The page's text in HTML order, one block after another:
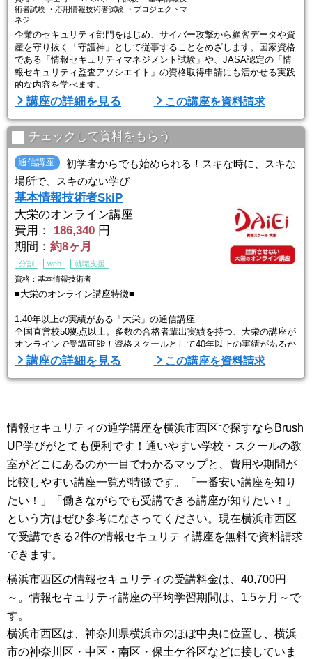
術者試験 ・応用情報技術者試験 ・プロジェクトマ
ネジ ...
企業のセキュリティ部門をはじめ、サイバー攻撃から顧客データや資
産を守り抜く「守護神」として従事することをめざします。国家資格
である「情報セキュリティマネジメント試験」や、JASA認定の「情
報セキュリティ監査アソシエイト」の資格取得申請にも活かせる実践
的な内容を学べます。
【サイバー大学について】
2007年にソフトバンクグループが開学（文部科学省認可）した、10
0％オンラインで学べる大学で、授業は24時間いつでも受講OK。自宅
でも、カフェでも、移動中でも、自分のライフスタイルに合わせて学
べます ...
講座の詳細を見る この講座を資料請求
チェックして資料をもらう
通信講座
初学者からでも始められる！スキな時に、スキな
場所で、スキのない学び
基本情報技術者SkiP
大栄のオンライン講座
費用：
186,340 円
期間： 約8ヶ月
分割 web
就職支援
資格：基本情報技術者
■大栄のオンライン講座特徴■
1.40年以上の実績がある「大栄」の通信講座
全国直営校50拠点以上。多数の合格者輩出実績を持つ、大栄の講座が
オンラインで受講可能！資格スクールとして40年以上の実績があるか
ら、内容も任せて安心。それほど合格ノウハウが凝縮されている内容
です。
リングを行い、学習の進捗確認や学習に対する疑問点にお応えしま
す。
学習内容の理解度や進捗を確認しながら、受講 ...
講座の詳細を見る この講座を資料請求
情報セキュリティの通学講座を横浜市西区で探すならBrush
UP学びがとても便利です！通いやすい学校・スクールの教
室がどこにあるのか一目でわかるマップと、費用や期間が
比較しやすい講座一覧が特徴です。「一番安い講座を知り
たい！」「働きながらでも受講できる講座が知りたい！」
という方はぜひ参考になさってください。現在横浜市西区
で受講できる2件の情報セキュリティ講座を無料で資料請求
できます。
横浜市西区の情報セキュリティの受講料金は、40,700円
～。情報セキュリティ講座の平均学習期間は、1.5ヶ月～で
す。
横浜市西区は、神奈川県横浜市のほぼ中央に位置し、横浜
市の神奈川区・中区・南区・保土ケ谷区などに接していま